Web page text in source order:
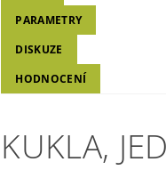
PARAMETRY
DISKUZE
HODNOCENÍ
KUKLA,